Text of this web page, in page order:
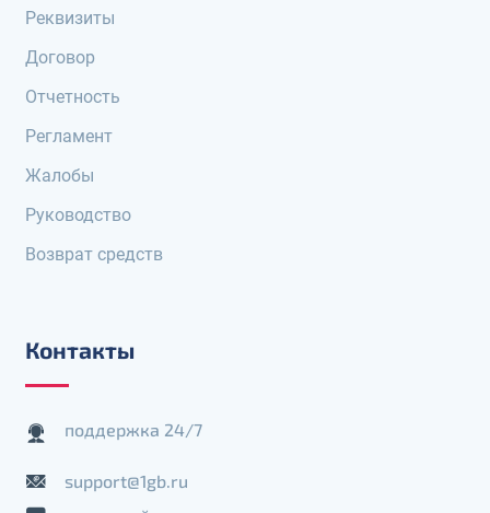
Реквизиты
Договор
Отчетность
Регламент
Жалобы
Руководство
Возврат средств
Контакты
поддержка 24/7
support@1gb.ru